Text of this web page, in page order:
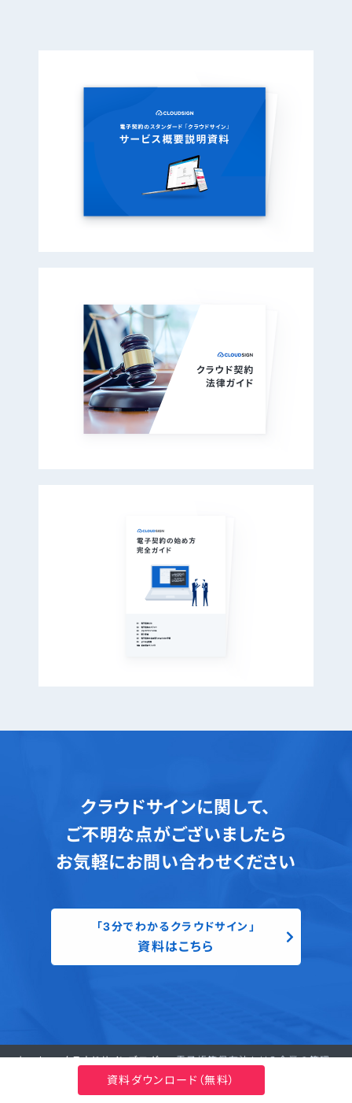
クラウドサインに関して、
ご不明な点がございましたら
お気軽にお問い合わせください
「3分でわかるクラウドサイン」
資料はこちら
ホーム クラウドサインブログ
電子帳簿保存法とは？企業の管理
部門責任者が知っておくべきポイント
資料ダウンロード（無料）